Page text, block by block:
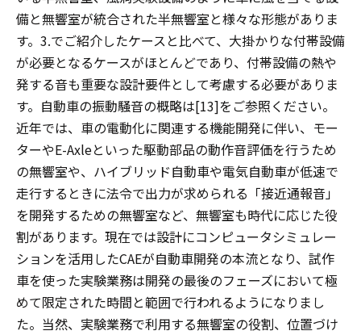
備と無響室が統合された半無響室と様々な形態がありま
す。3.でご紹介したケースと比べて、大掛かりな付帯設備
が必要となるケースがほとんどであり、付帯設備の熱や
発する音も重要な設計要件として考慮する必要がありま
す。自動車の振動騒音の概略は[13]をご参照ください。
近年では、車の電動化に関連する機能開発に伴い、モー
ターやE-Axleといった駆動部品の動作音評価を行うため
の無響室や、ハイブリッド自動車や電気自動車が低速で
走行するときに法令で出力が求められる「接近通報音」
を開発するための無響室など、無響室も時代に応じた役
割があります。現在では設計にコンピュータシミュレー
ションを活用したCAEが自動車開発の本流となり、試作
車を使った実験業務は開発の最後のフェーズにおいて極
めて限定された時間と範囲で行われるようになりまし
た。当然、実験業務で利用する無響室の役割、位置づけ